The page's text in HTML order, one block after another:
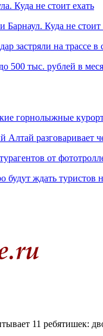
Куда не стоит ехать
Барнаул. Куда не стоит
застряли на трассе
500 тыс. рублей в
горнолыжные
Алтай разговаривает
от
ждать туристов
11 ребятишек: